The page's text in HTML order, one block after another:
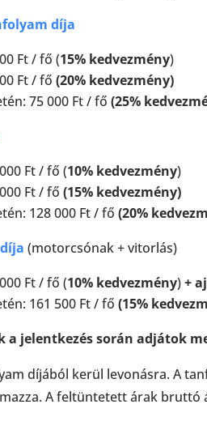
díja
Ft / fő (15% kedvezmény)
Ft / fő (20% kedvezmény)
75 000 Ft / fő (25%
Ft / fő (10% kedvezmény)
Ft / fő (15% kedvezmény)
128 000 Ft / fő (20%
(motorcsónak + vitorlás)
Ft / fő (10% kedvezmény)+
161 500 Ft / fő (15%
jelentkezés során adjátok
díjából kerül levonásra. A
A feltüntetett árak bruttó